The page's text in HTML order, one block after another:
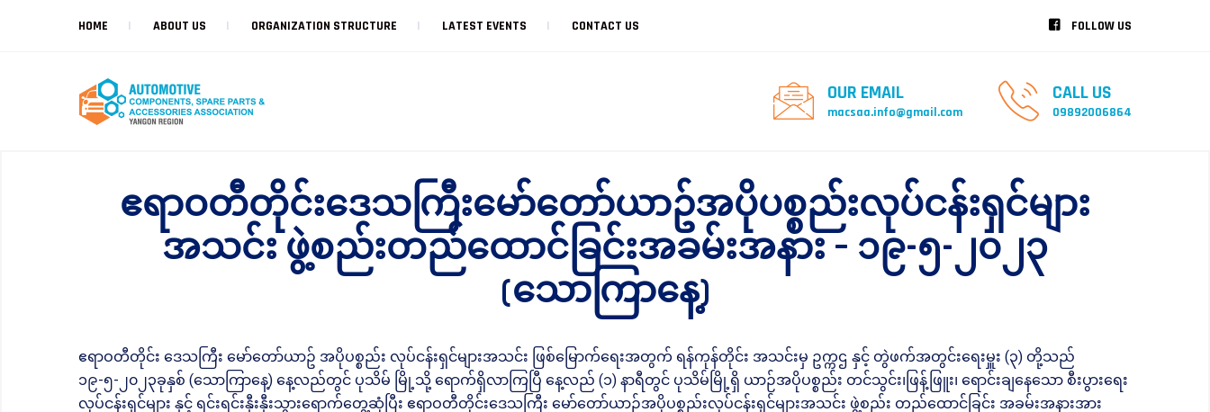
HOME ABOUT US ORGANIZATION STRUCTURE LATEST EVENTS CONTACT US FOLLOW US
OUR EMAIL
macsaa.info@gmail.com
CALL US
09892006864
ဧရာဝတီတိုင်းဒေသကြီးမော်တော်ယာဥ်အပိုပစ္စည်းလုပ်ငန်းရှင်များ
အသင်း ဖွဲ့စည်းတည်ထောင်ခြင်းအခမ်းအနား – ၁၉-၅-၂၀၂၃
(သောကြာနေ့)
ဧရာဝတီတိုင်း ဒေသကြီး မော်တော်ယာဥ် အပိုပစ္စည်း လုပ်ငန်းရှင်များအသင်း ဖြစ်မြောက်ရေးအတွက် ရန်ကုန်တိုင်း အသင်းမှ ဥက္ကဌ နှင့် တွဲဖက်အတွင်းရေးမှူး (၃) တို့သည်
၁၉-၅-၂၀၂၃ခုနှစ် (သောကြာနေ့) နေ့လည်တွင် ပုသိမ် မြို့သို့ ရောက်ရှိလာကြပြီ နေ့လည် (၁) နာရီတွင် ပုသိမ်မြို့ရှိ ယာဉ်အပိုပစ္စည်း တင်သွင်း၊ဖြန့်ဖြူး၊ ရောင်းချနေသော စီးပွားရေး
လုပ်ငန်းရှင်များ နှင့် ရင်းရင်းနှီးနှီးသွားရောက်တွေ့ဆုံပြီး ဧရာဝတီတိုင်းဒေသကြီး မော်တော်ယာဉ်အပိုပစ္စည်းလုပ်ငန်းရှင်များအသင်း ဖွဲ့စည်း တည်ထောင်ခြင်း အခမ်းအနားအား